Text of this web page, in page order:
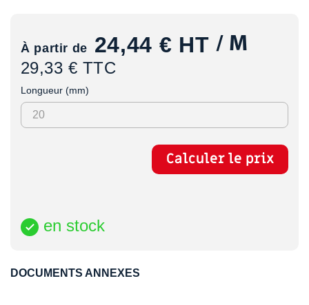
À partir de 24,44 € HT / M
29,33 € TTC
Longueur (mm)
Calculer le prix
 en stock
DOCUMENTS ANNEXES